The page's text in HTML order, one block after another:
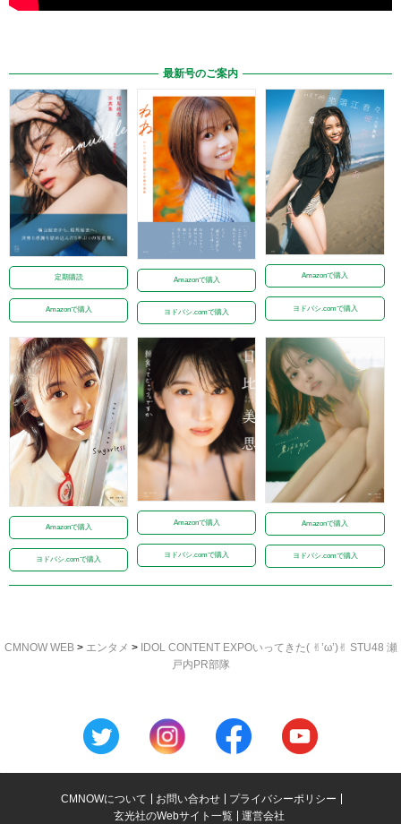
最新号のご案内
定期購読
Amazonで購入
Amazonで購入
ヨドバシ.comで購入
Amazonで購入
ヨドバシ.comで購入
Amazonで購入
ヨドバシ.comで購入
Amazonで購入
ヨドバシ.comで購入
Amazonで購入
ヨドバシ.comで購入
CMNOW WEB> エンタメ > IDOL CONTENT EXPOいってきた( ✌︎’ω’)✌︎ STU48 瀬
戸内PR部隊
CMNOWについて お問い合わせ
プライバシーポリシー
玄光社のWebサイト一覧
運営会社